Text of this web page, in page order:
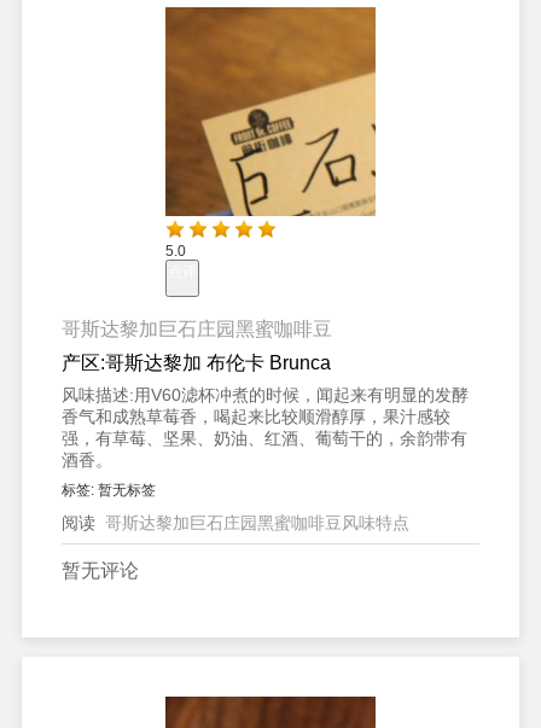
5.0
哥斯达黎加巨石庄园黑蜜咖啡豆
产区:哥斯达黎加 布伦卡 Brunca
风味描述:用V60滤杯冲煮的时候，闻起来有明显的发酵
香气和成熟草莓香，喝起来比较顺滑醇厚，果汁感较
强，有草莓、坚果、奶油、红酒、葡萄干的，余韵带有
酒香。
标签: 暂无标签
阅读 哥斯达黎加巨石庄园黑蜜咖啡豆风味特点
暂无评论